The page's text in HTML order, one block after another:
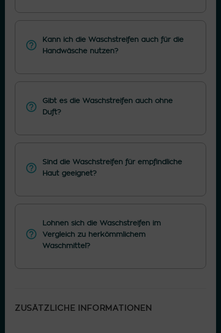
Kann ich die Waschstreifen auch für die
Handwäsche nutzen?
Gibt es die Waschstreifen auch ohne
Duft?
Sind die Waschstreifen für empfindliche
Haut geeignet?
Lohnen sich die Waschstreifen im
Vergleich zu herkömmlichem
Waschmittel?
ZUSÄTZLICHE INFORMATIONEN